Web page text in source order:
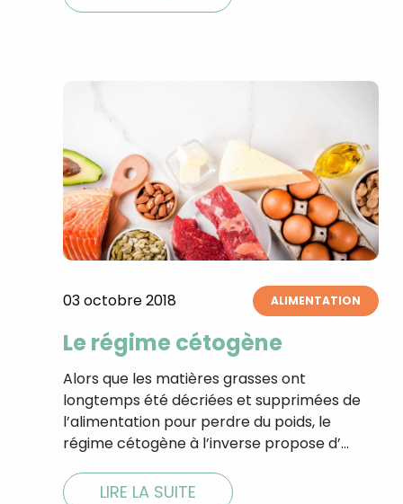
03 octobre 2018 ALIMENTATION
Le régime cétogène
Alors que les matières grasses ont
longtemps été décriées et supprimées de
l’alimentation pour perdre du poids, le
régime cétogène à l’inverse propose d’…
LIRE LA SUITE